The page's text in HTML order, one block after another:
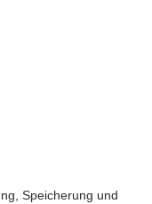
Speicherung und